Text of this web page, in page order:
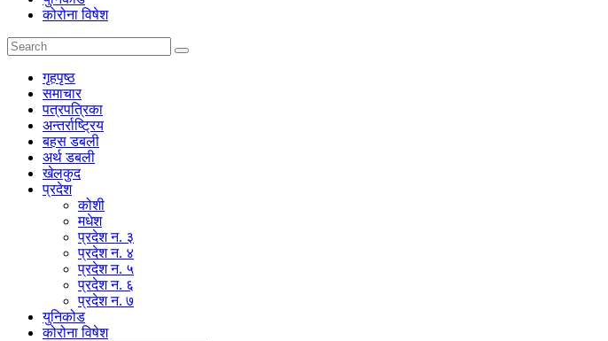
कोरोना विषेश
गृहपृष्‍ठ
समाचार
पत्रपत्रिका
अन्तर्राष्ट्रिय
बहस डबली
अर्थ डबली
खेलकुद
प्रदेश
कोशी
मधेश
प्रदेश न. ३
प्रदेश न. ४
प्रदेश न. ५
प्रदेश न. ६
प्रदेश न. ७
युनिकोड
कोरोना विषेश